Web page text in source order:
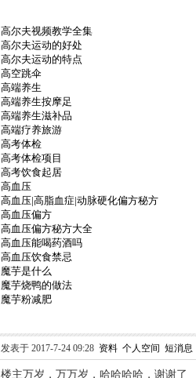
高尔夫视频教学全集
高尔夫运动的好处
高尔夫运动的特点
高空跳伞
高端养生
高端养生按摩足
高端养生滋补品
高端疗养旅游
高考体检
高考体检项目
高考饮食起居
高血压
高血压|高脂血症|动脉硬化偏方秘方
高血压偏方
高血压偏方秘方大全
高血压能喝药酒吗
高血压饮食禁忌
魔芋是什么
魔芋烧鸭的做法
魔芋粉减肥
发表于 2017-7-24 09:28 资料 个人空间 短消息
楼主万岁，万万岁，哈哈哈哈，谢谢了